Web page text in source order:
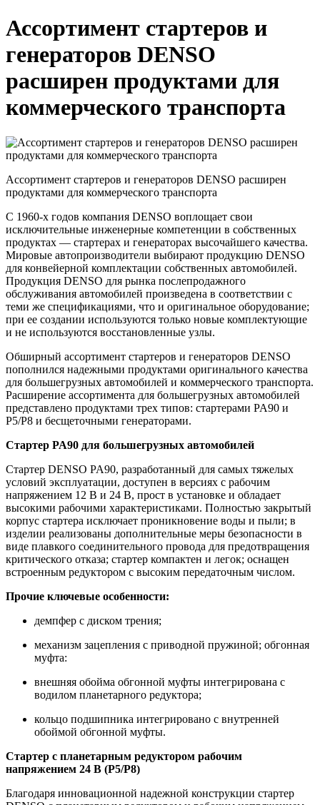
Ассортимент стартеров и
генераторов DENSO
расширен продуктами для
коммерческого транспорта
Ассортимент стартеров и генераторов DENSO расширен
продуктами для коммерческого транспорта
С 1960-х годов компания DENSO воплощает свои
исключительные инженерные компетенции в собственных
продуктах — стартерах и генераторах высочайшего качества.
Мировые автопроизводители выбирают продукцию DENSO
для конвейерной комплектации собственных автомобилей.
Продукция DENSO для рынка послепродажного
обслуживания автомобилей произведена в соответствии с
теми же спецификациями, что и оригинальное оборудование;
при ее создании используются только новые комплектующие
и не используются восстановленные узлы.
Обширный ассортимент стартеров и генераторов DENSO
пополнился надежными продуктами оригинального качества
для большегрузных автомобилей и коммерческого транспорта.
Расширение ассортимента для большегрузных автомобилей
представлено продуктами трех типов: стартерами PA90 и
P5/P8 и бесщеточными генераторами.
Стартер PA90 для большегрузных автомобилей
Стартер DENSO PA90, разработанный для самых тяжелых
условий эксплуатации, доступен в версиях с рабочим
напряжением 12 В и 24 В, прост в установке и обладает
высокими рабочими характеристиками. Полностью закрытый
корпус стартера исключает проникновение воды и пыли; в
изделии реализованы дополнительные меры безопасности в
виде плавкого соединительного провода для предотвращения
критического отказа; стартер компактен и легок; оснащен
встроенным редуктором с высоким передаточным числом.
Прочие ключевые особенности:
демпфер с диском трения;
механизм зацепления с приводной пружиной; обгонная
муфта:
внешняя обойма обгонной муфты интегрирована с
водилом планетарного редуктора;
кольцо подшипника интегрировано с внутренней
обоймой обгонной муфты.
Стартер с планетарным редуктором рабочим
напряжением 24 В (P5/P8)
Благодаря инновационной надежной конструкции стартер